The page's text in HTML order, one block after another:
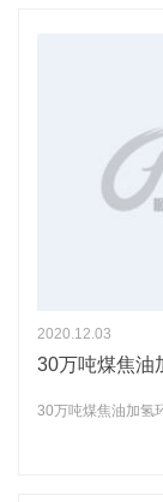
2020.12.03
30万吨煤焦油
30万吨煤焦油加氢